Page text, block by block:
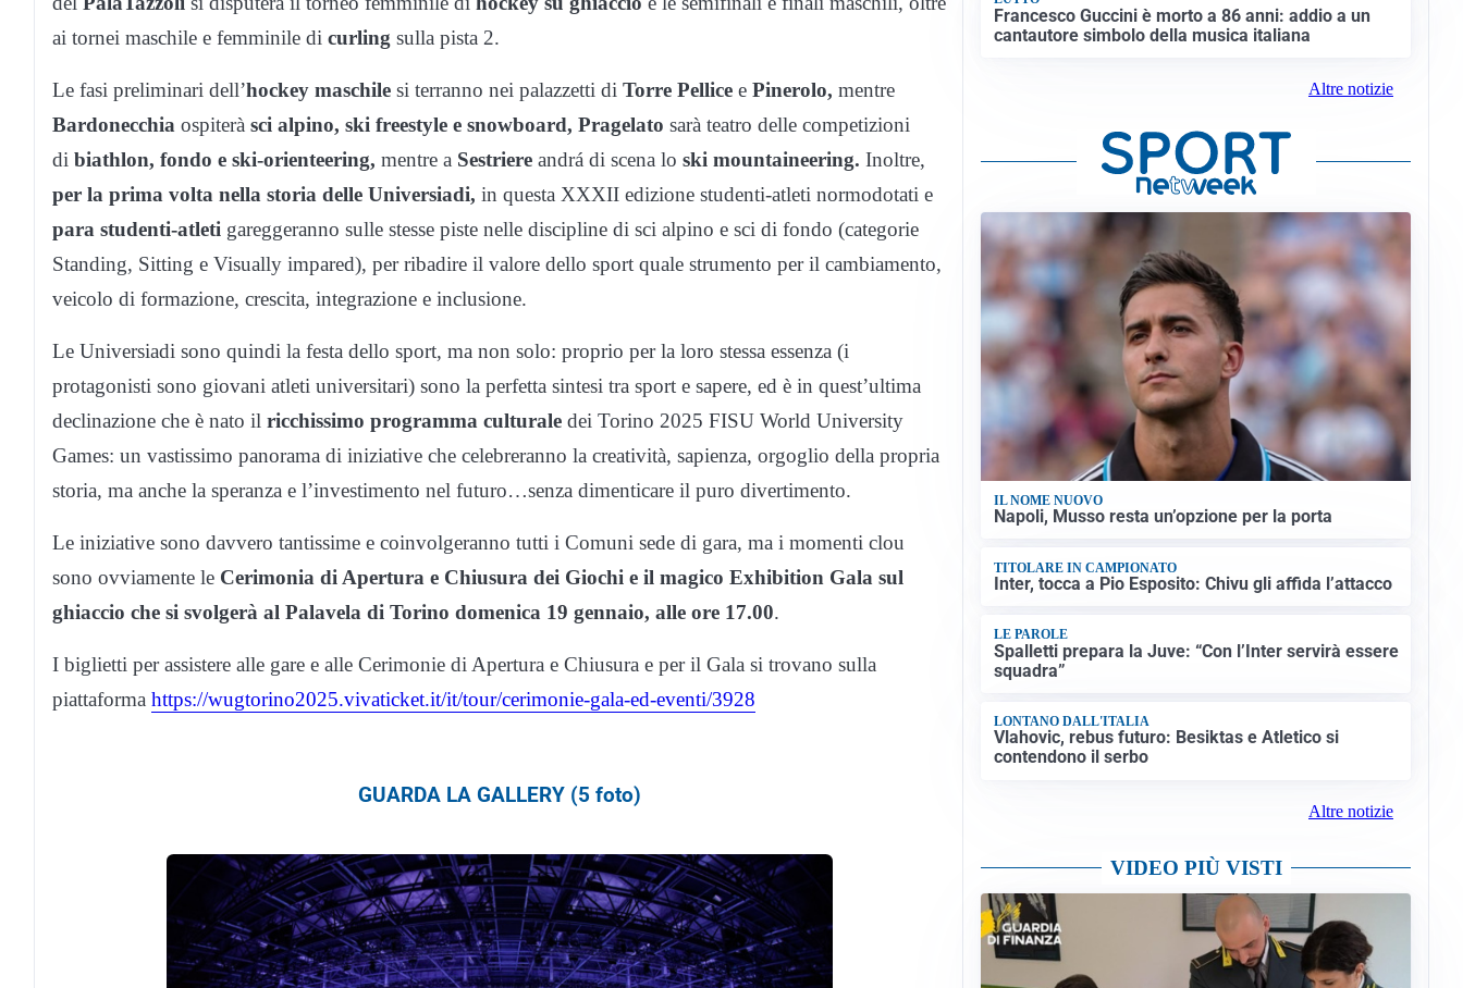
ai tornei maschile e femminile di curling sulla pista 2.
Le fasi preliminari dell’hockey maschile si terranno nei palazzetti di Torre Pellice e Pinerolo, mentre
Bardonecchia ospiterà sci alpino, ski freestyle e snowboard, Pragelato sarà teatro delle competizioni
di biathlon, fondo e ski-orienteering, mentre a Sestriere andrá di scena lo ski mountaineering. Inoltre,
per la prima volta nella storia delle Universiadi, in questa XXXII edizione studenti-atleti normodotati e
para studenti-atleti gareggeranno sulle stesse piste nelle discipline di sci alpino e sci di fondo (categorie
Standing, Sitting e Visually impared), per ribadire il valore dello sport quale strumento per il cambiamento,
veicolo di formazione, crescita, integrazione e inclusione.
Le Universiadi sono quindi la festa dello sport, ma non solo: proprio per la loro stessa essenza (i
protagonisti sono giovani atleti universitari) sono la perfetta sintesi tra sport e sapere, ed è in quest’ultima
declinazione che è nato il ricchissimo programma culturale dei Torino 2025 FISU World University
Games: un vastissimo panorama di iniziative che celebreranno la creatività, sapienza, orgoglio della propria
storia, ma anche la speranza e l’investimento nel futuro…senza dimenticare il puro divertimento.
Le iniziative sono davvero tantissime e coinvolgeranno tutti i Comuni sede di gara, ma i momenti clou
sono ovviamente le Cerimonia di Apertura e Chiusura dei Giochi e il magico Exhibition Gala sul
ghiaccio che si svolgerà al Palavela di Torino domenica 19 gennaio, alle ore 17.00.
I biglietti per assistere alle gare e alle Cerimonie di Apertura e Chiusura e per il Gala si trovano sulla
piattaforma https://wugtorino2025.vivaticket.it/it/tour/cerimonie-gala-ed-eventi/3928
GUARDA LA GALLERY (5 foto)
Francesco Guccini è morto a 86 anni: addio a un
cantautore simbolo della musica italiana
Altre notizie
IL NOME NUOVO
Napoli, Musso resta un’opzione per la porta
TITOLARE IN CAMPIONATO
Inter, tocca a Pio Esposito: Chivu gli affida l’attacco
LE PAROLE
Spalletti prepara la Juve: “Con l’Inter servirà essere
squadra”
LONTANO DALL'ITALIA
Vlahovic, rebus futuro: Besiktas e Atletico si
contendono il serbo
Altre notizie
VIDEO PIÙ VISTI